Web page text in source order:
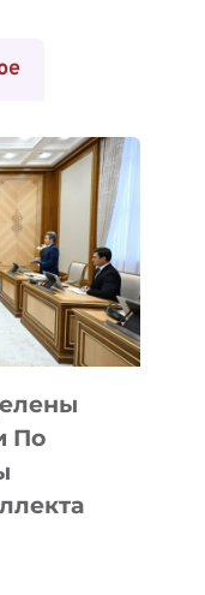
По